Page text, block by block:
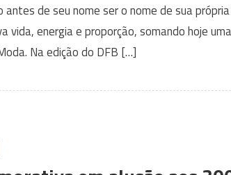
de seu nome ser o nome de sua própria
vida, energia e proporção, somando hoje uma
Na edição do DFB […]